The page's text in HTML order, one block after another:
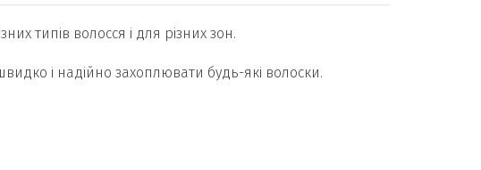
типів волосся і для різних зон.
і надійно захоплювати будь-які волоски.